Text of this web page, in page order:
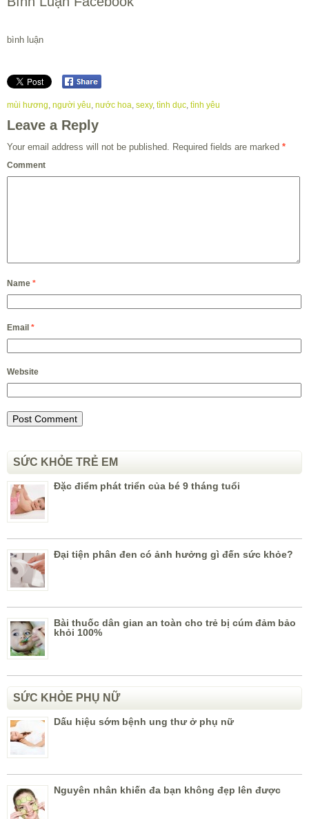
bình luận
mùi hương, người yêu, nước hoa, sexy, tình dục, tình yêu
Leave a Reply
Your email address will not be published. Required fields are marked *
Comment
Name *
Email *
Website
SỨC KHỎE TRẺ EM
Đặc điểm phát triển của bé 9 tháng tuổi
Đại tiện phân đen có ảnh hưởng gì đến sức khỏe?
Bài thuốc dân gian an toàn cho trẻ bị cúm đảm bảo
khỏi 100%
SỨC KHỎE PHỤ NỮ
Dấu hiệu sớm bệnh ung thư ở phụ nữ
Nguyên nhân khiến đa bạn không đẹp lên được